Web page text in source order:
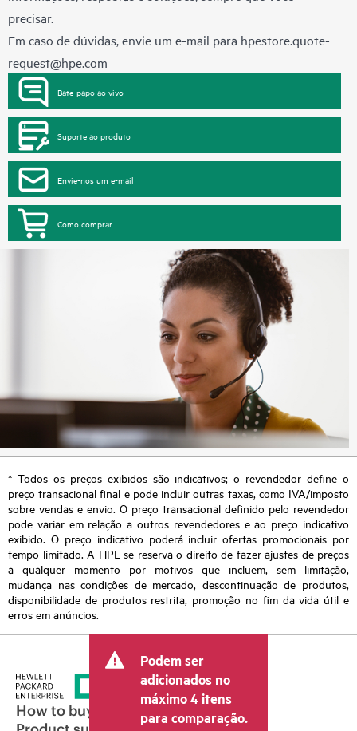
precisar.
Em caso de dúvidas, envie um e-mail para hpestore.quote-
request@hpe.com
Bate-papo ao vivo
Suporte ao produto
Envie-nos um e-mail
Como comprar
* Todos os preços exibidos são indicativos; o revendedor define o
preço transacional final e pode incluir outras taxas, como IVA/imposto
sobre vendas e envio. O preço transacional definido pelo revendedor
pode variar em relação a outros revendedores e ao preço indicativo
exibido. O preço indicativo poderá incluir ofertas promocionais por
tempo limitado. A HPE se reserva o direito de fazer ajustes de preços
a qualquer momento por motivos que incluem, sem limitação,
mudança nas condições de mercado, descontinuação de produtos,
disponibilidade de produtos restrita, promoção no fim da vida útil e
erros em anúncios.
Podem ser
adicionados no
máximo 4 itens
para comparação.
How to buy